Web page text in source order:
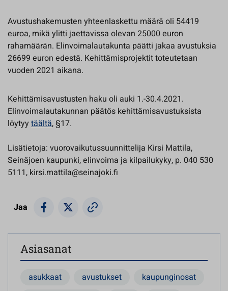
Avustushakemusten yhteenlaskettu määrä oli 54419
euroa, mikä ylitti jaettavissa olevan 25000 euron
rahamäärän. Elinvoimalautakunta päätti jakaa avustuksia
26699 euron edestä. Kehittämisprojektit toteutetaan
vuoden 2021 aikana.
Kehittämisavustusten haku oli auki 1.-30.4.2021.
Elinvoimalautakunnan päätös kehittämisavustuksista
löytyy täältä, §17.
Lisätietoja: vuorovaikutussuunnittelija Kirsi Mattila,
Seinäjoen kaupunki, elinvoima ja kilpailukyky, p. 040 530
5111, kirsi.mattila@seinajoki.fi
Jaa
Asiasanat
asukkaat avustukset
kaupunginosat